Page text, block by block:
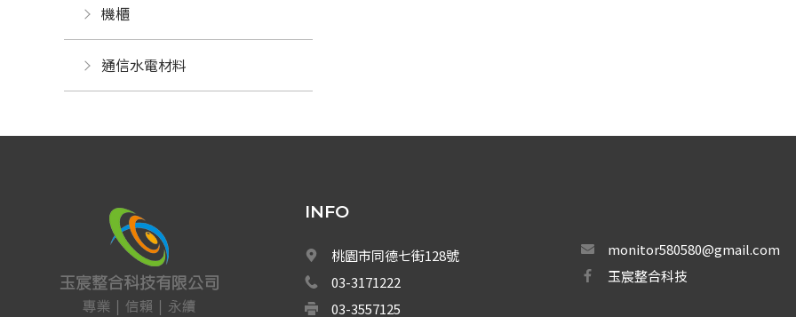
機櫃
通信水電材料
INFO
桃園市同德七街128號
03-3171222
03-3557125
monitor580580@gmail.com
玉宸整合科技